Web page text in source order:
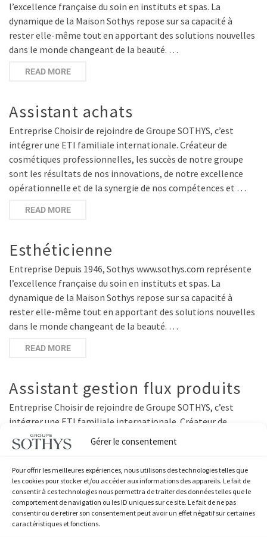
Gérer le consentement
Pour offrir les meilleures expériences, nous utilisons des technologies telles que
les cookies pour stocker et/ou accéder aux informations des appareils. Le fait de
consentir à ces technologies nous permettra de traiter des données telles que le
comportement de navigation ou les ID uniques sur ce site. Le fait de ne pas
consentir ou de retirer son consentement peut avoir un effet négatif sur certaines
caractéristiques et fonctions.
l’excellence française du soin en instituts et spas. La
dynamique de la Maison Sothys repose sur sa capacité à
rester elle-même tout en apportant des solutions nouvelles
dans le monde changeant de la beauté. …
READ MORE
Assistant achats
Entreprise Choisir de rejoindre de Groupe SOTHYS, c’est
intégrer une ETI familiale internationale. Créateur de
cosmétiques professionnelles, les succès de notre groupe
sont les résultats de nos innovations, de notre excellence
opérationnelle et de la synergie de nos compétences et …
READ MORE
Esthéticienne
Entreprise Depuis 1946, Sothys www.sothys.com représente
l’excellence française du soin en instituts et spas. La
dynamique de la Maison Sothys repose sur sa capacité à
rester elle-même tout en apportant des solutions nouvelles
dans le monde changeant de la beauté. …
READ MORE
Assistant gestion flux produits
Entreprise Choisir de rejoindre de Groupe SOTHYS, c’est
intégrer une ETI familiale internationale. Créateur de
cosmétiques professionnelles, les succès de notre groupe
sont les résultats de nos innovations, de notre excellence
opérationnelle et de la synergie de nos compétences et …
READ MORE